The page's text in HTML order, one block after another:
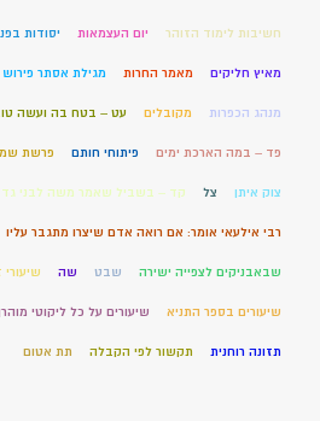
חשיבות לימוד הזוהר יום העצמאות יסודות
מאיץ חליקים מאמר החרות מגילת אסתר פירוש
מנהג הכפרות מקובלים עט – בטח בה ועשה
פד – במה הארכת ימים פיתוחי חותם פרשת
צוק איתן צל קד – בשביל שאמר משה לבני גד
רבי אילעאי אומר: אם רואה אדם שיצרו מתגבר עליו
שבאבניקים לצפייה ישירה שבט שה שיעורי
שיעורים בספר התניא שיעורים על כל ליקוטי
תזונה רוחנית תקשור לפי הקבלה תת אטום